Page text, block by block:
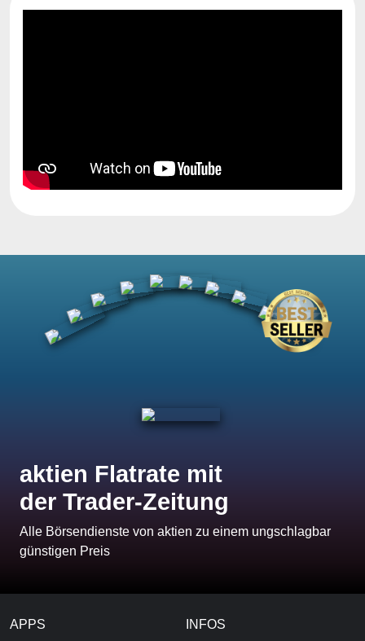
aktien Flatrate mit
der Trader-Zeitung
Alle Börsendienste von aktien zu einem ungschlagbar
günstigen Preis
APPS
INFOS